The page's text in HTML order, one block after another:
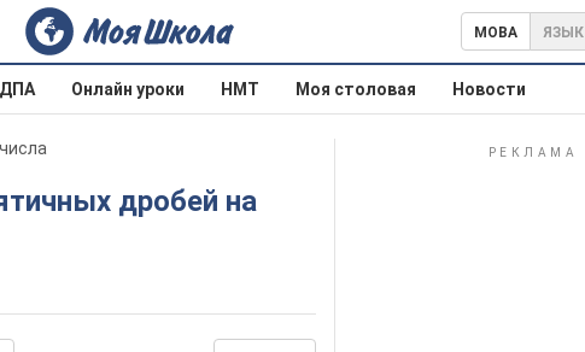
МОВА ЯЗЫК
ДПА Онлайн уроки НМТ Моя столовая Новости